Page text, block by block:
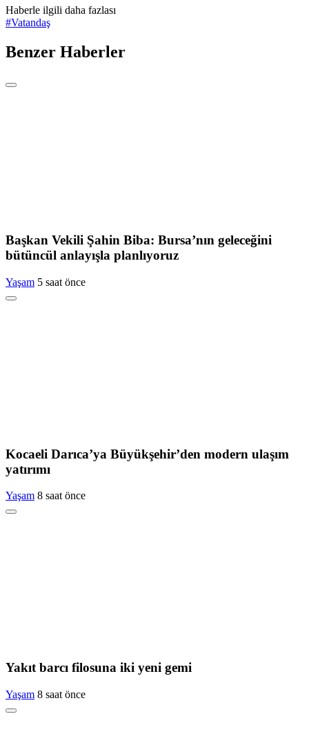
Haberle ilgili daha fazlası
#Vatandaş
Benzer Haberler
Başkan Vekili Şahin Biba: Bursa’nın geleceğini
bütüncül anlayışla planlıyoruz
Yaşam 5 saat önce
Kocaeli Darıca’ya Büyükşehir’den modern ulaşım
yatırımı
Yaşam 8 saat önce
Yakıt barcı filosuna iki yeni gemi
Yaşam 8 saat önce